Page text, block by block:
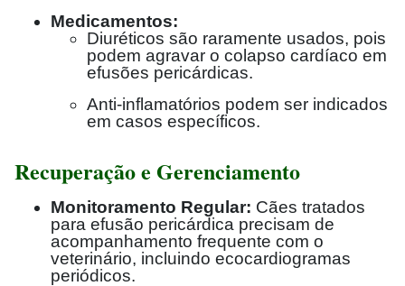
Medicamentos:
Diuréticos são raramente usados, pois
podem agravar o colapso cardíaco em
efusões pericárdicas.
Anti-inflamatórios podem ser indicados
em casos específicos.
Recuperação e Gerenciamento
Monitoramento Regular: Cães tratados
para efusão pericárdica precisam de
acompanhamento frequente com o
veterinário, incluindo ecocardiogramas
periódicos.